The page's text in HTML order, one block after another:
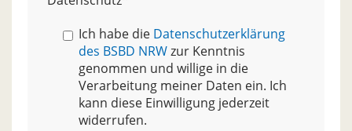
Ich habe die Datenschutzerklärung
des BSBD NRWzur Kenntnis
genommen und willige in die
Verarbeitung meiner Daten ein. Ich
kann diese Einwilligung jederzeit
widerrufen.